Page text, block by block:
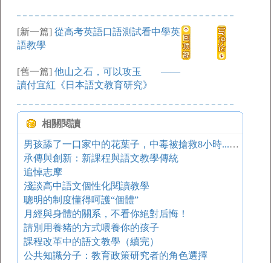
[新一篇] 從高考英語口語測試看中學英
語教學
[舊一篇] 他山之石，可以攻玉 ——
讀付宜紅《日本語文教育研究》
相關閱讀
男孩舔了一口家中的花葉子，中毒被搶救8小時......你家可能也有！
承傳與創新：新課程與語文教學傳統
追悼志摩
淺談高中語文個性化閱讀教學
聰明的制度懂得呵護“個體”
月經與身體的關系，不看你絕對后悔！
請別用養豬的方式喂養你的孩子
課程改革中的語文教學（續完）
公共知識分子：教育政策研究者的角色選擇